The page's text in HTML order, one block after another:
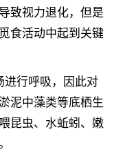
致视力退化，但是
食活动中起到关键
进行呼吸，因此对
泥中藻类等底栖生
昆虫、水蚯蚓、嫩